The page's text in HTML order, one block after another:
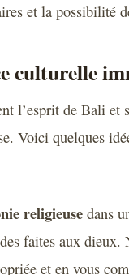
et la possibilité
culturelle
l’esprit de Bali et
Voici quelques
religieusedans
faites aux dieux.
et en vous